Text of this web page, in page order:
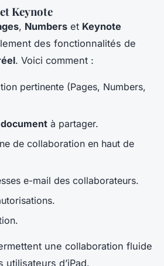
Keynote
, Numbers et Keynote
des fonctionnalités de
. Voici comment :
pertinente (Pages, Numbers,
document à partager.
de collaboration en haut de
e-mail des collaborateurs.
une collaboration fluide
d’iPad.